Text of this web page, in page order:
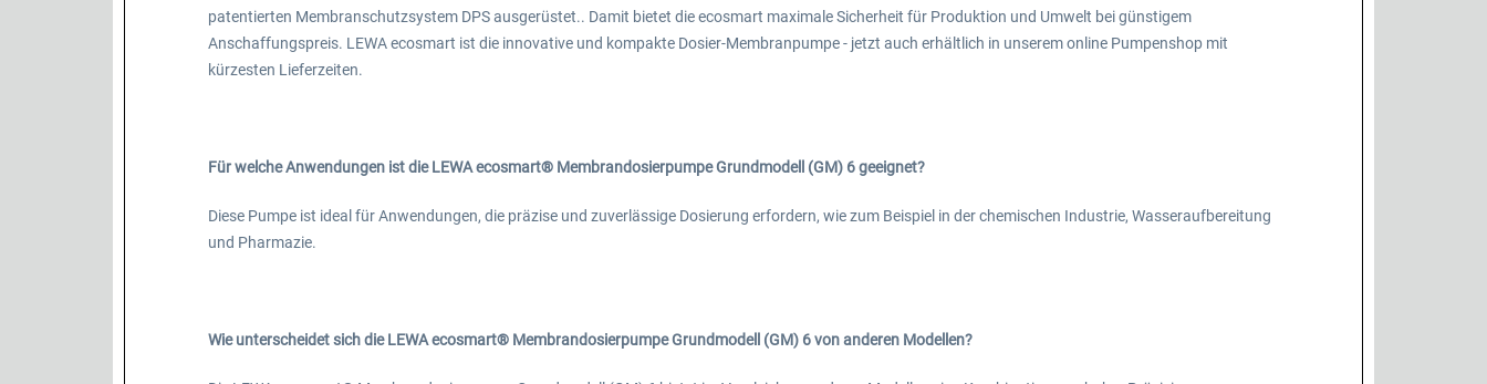
patentierten Membranschutzsystem DPS ausgerüstet.. Damit bietet die ecosmart maximale Sicherheit für Produktion und Umwelt bei günstigem
Anschaffungspreis. LEWA ecosmart ist die innovative und kompakte Dosier-Membranpumpe - jetzt auch erhältlich in unserem online Pumpenshop mit
kürzesten Lieferzeiten.
Für welche Anwendungen ist die LEWA ecosmart® Membrandosierpumpe Grundmodell (GM) 6 geeignet?
Diese Pumpe ist ideal für Anwendungen, die präzise und zuverlässige Dosierung erfordern, wie zum Beispiel in der chemischen Industrie, Wasseraufbereitung
und Pharmazie.
Wie unterscheidet sich die LEWA ecosmart® Membrandosierpumpe Grundmodell (GM) 6 von anderen Modellen?